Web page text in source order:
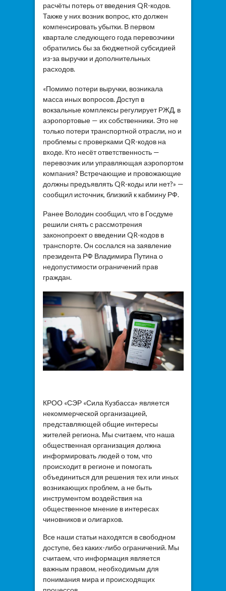
расчёты потерь от введения QR-кодов.
Также у них возник вопрос, кто должен
компенсировать убытки. В первом
квартале следующего года перевозчики
обратились бы за бюджетной субсидией
из-за выручки и дополнительных
расходов.
«Помимо потери выручки, возникала
масса иных вопросов. Доступ в
вокзальные комплексы регулирует РЖД, в
аэропортовые — их собственники. Это не
только потери транспортной отрасли, но и
проблемы с проверками QR-кодов на
входе. Кто несёт ответственность —
перевозчик или управляющая аэропортом
компания? Встречающие и провожающие
должны предъявлять QR-коды или нет?» —
сообщил источник, близкий к кабмину РФ.
Ранее Володин сообщил, что в Госдуме
решили снять с рассмотрения
законопроект о введении QR-кодов в
транспорте. Он сослался на заявление
президента РФ Владимира Путина о
недопустимости ограничений прав
граждан.
КРОО «СЭР «Сила Кузбасса» является
некоммерческой организацией,
представляющей общие интересы
жителей региона. Мы считаем, что наша
общественная организация должна
информировать людей о том, что
происходит в регионе и помогать
объединиться для решения тех или иных
возникающих проблем, а не быть
инструментом воздействия на
общественное мнение в интересах
чиновников и олигархов.
Все наши статьи находятся в свободном
доступе, без каких-либо ограничений. Мы
считаем, что информация является
важным правом, необходимым для
понимания мира и происходящих